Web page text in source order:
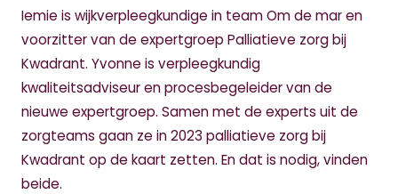
Iemie is wijkverpleegkundige in team Om de mar en
voorzitter van de expertgroep Palliatieve zorg bij
Kwadrant. Yvonne is verpleegkundig
kwaliteitsadviseur en procesbegeleider van de
nieuwe expertgroep. Samen met de experts uit de
zorgteams gaan ze in 2023 palliatieve zorg bij
Kwadrant op de kaart zetten. En dat is nodig, vinden
beide.